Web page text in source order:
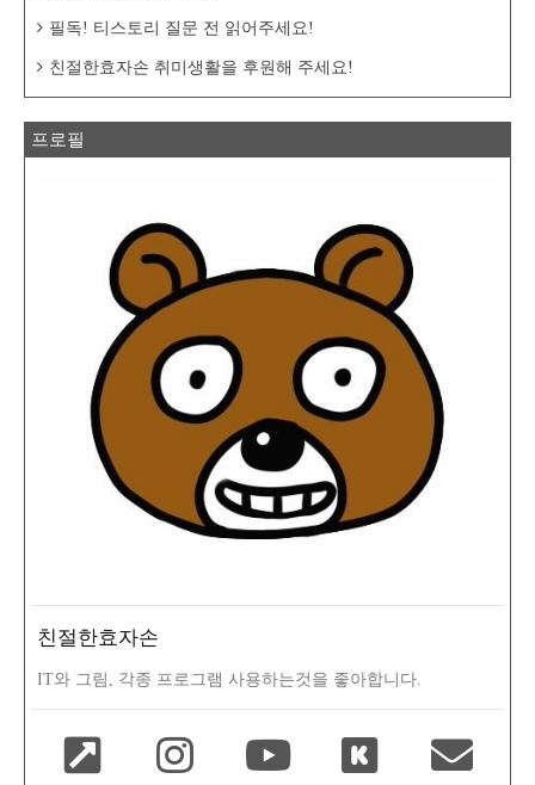
필독! 티스토리 질문 전 읽어주세요!
친절한효자손 취미생활을 후원해 주세요!
프로필
친절한효자손
IT와 그림, 각종 프로그램 사용하는것을 좋아합니다.